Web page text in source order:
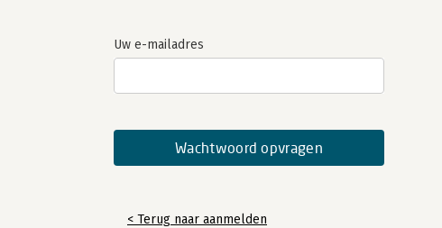
Uw e-mailadres
< Terug naar aanmelden